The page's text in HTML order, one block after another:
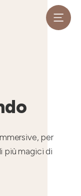
per
più magici di